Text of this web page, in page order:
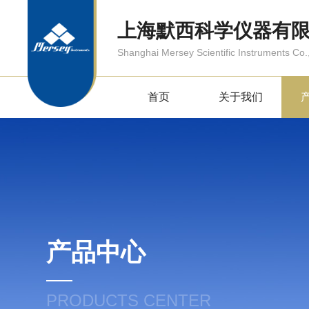
上海默西科学仪器有
Shanghai Mersey Scientific Instruments
首页 关于我们
产品中心
PRODUCTS CENTER